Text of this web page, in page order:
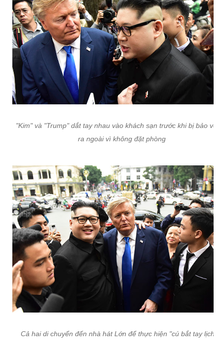
"Kim" và "Trump" dắt tay nhau vào khách sạn trước khi bị bảo vệ
ra ngoài vì không đặt phòng
Cả hai di chuyển đến nhà hát Lớn để thực hiện "cú bắt tay lịch